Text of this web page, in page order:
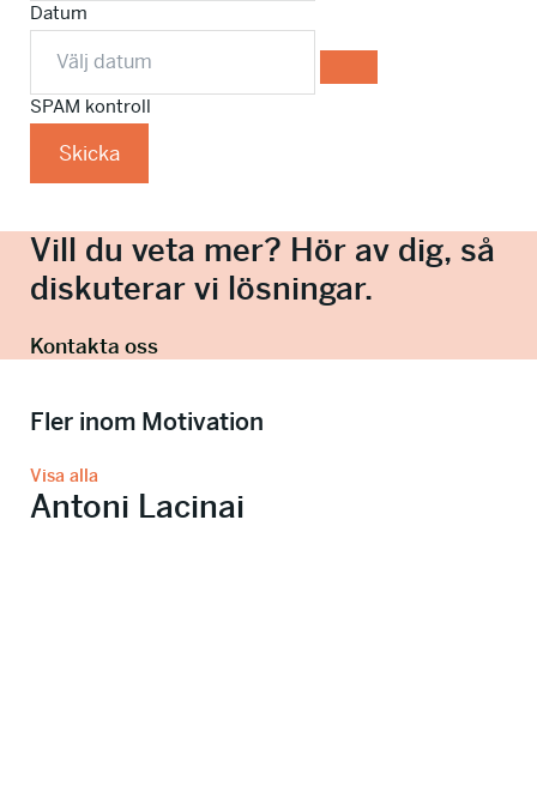
Datum
SPAM kontroll
Skicka
Vill du veta mer? Hör av dig, så
diskuterar vi lösningar.
Kontakta oss
Fler inom Motivation
Visa alla
Antoni Lacinai